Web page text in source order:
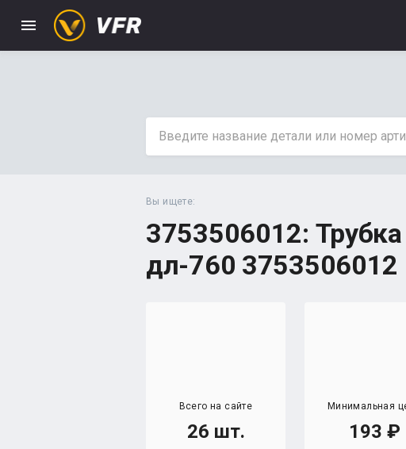
menu
Вы ищете:
3753506012:
дл-760 3753506012
Всего на сайте
26 шт.
Минимальная
193